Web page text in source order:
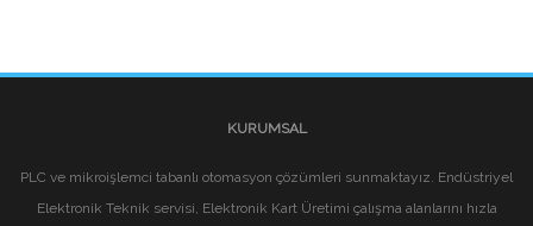
KURUMSAL
PLC ve mikroişlemci tabanlı otomasyon çözümleri sunmaktayız. Endüstriyel
Elektronik Teknik servisi, Elektronik Kart Üretimi çalışma alanlarını hızla